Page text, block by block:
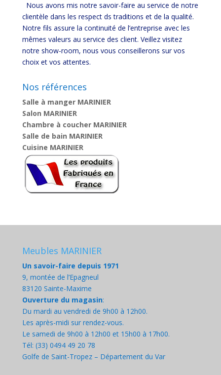
Nous avons mis notre savoir-faire au service de notre
clientèle dans les respect ds traditions et de la qualité.
Notre fils assure la continuité de l’entreprise avec les
mêmes valeurs au service des client. Veillez visitez
notre show-room, nous vous conseillerons sur vos
choix et vos attentes.
Nos références
Salle à manger MARINIER
Salon MARINIER
Chambre à coucher MARINIER
Salle de bain MARINIER
Cuisine MARINIER
Meubles MARINIER
Un savoir-faire depuis 1971
9, montée de l’Epagneul
83120 Sainte-Maxime
Ouverture du magasin:
Du mardi au vendredi de 9h00 à 12h00.
Les après-midi sur rendez-vous.
Le samedi de 9h00 à 12h00 et 15h00 à 17h00.
Tél: (33) 0494 49 20 78
Golfe de Saint-Tropez – Département du Var